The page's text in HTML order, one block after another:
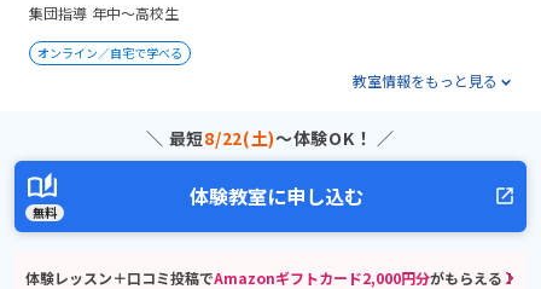
集団指導 年中～高校生
オンライン／自宅で学べる
教室情報をもっと見る
＼ 最短8/22(土)〜体験OK！ ／
無料
体験教室に申し込む
体験レッスン＋口コミ投稿でAmazonギフトカード2,000円分がもらえる！